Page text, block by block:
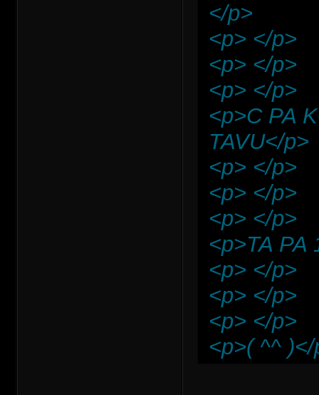
</p>
<p> </p>
<p> </p>
<p> </p>
<p>C PA
TAVU</p>
<p> </p>
<p> </p>
<p> </p>
<p>TA PA
<p> </p>
<p> </p>
<p> </p>
<p>( ^^ )</